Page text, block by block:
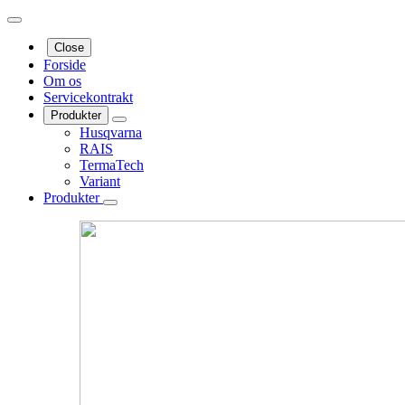
Close
Forside
Om os
Servicekontrakt
Produkter
Husqvarna
RAIS
TermaTech
Variant
Produkter